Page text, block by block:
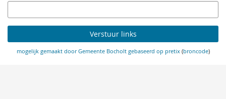
E-
mail
Verstuur links
mogelijk gemaakt door Gemeente Bocholt gebaseerd op pretix(broncode)